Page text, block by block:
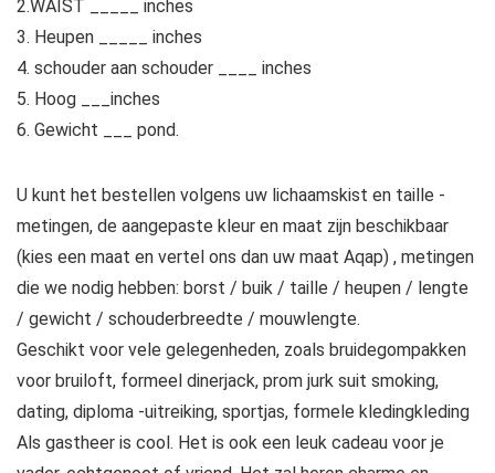
2.WAIST _____ inches
3. Heupen _____ inches
4. schouder aan schouder ____ inches
5. Hoog ___inches
6. Gewicht ___ pond.
U kunt het bestellen volgens uw lichaamskist en taille -
metingen, de aangepaste kleur en maat zijn beschikbaar
(kies een maat en vertel ons dan uw maat Aqap) , metingen
die we nodig hebben: borst / buik / taille / heupen / lengte
/ gewicht / schouderbreedte / mouwlengte.
Geschikt voor vele gelegenheden, zoals bruidegompakken
voor bruiloft, formeel dinerjack, prom jurk suit smoking,
dating, diploma -uitreiking, sportjas, formele kledingkleding
Als gastheer is cool. Het is ook een leuk cadeau voor je